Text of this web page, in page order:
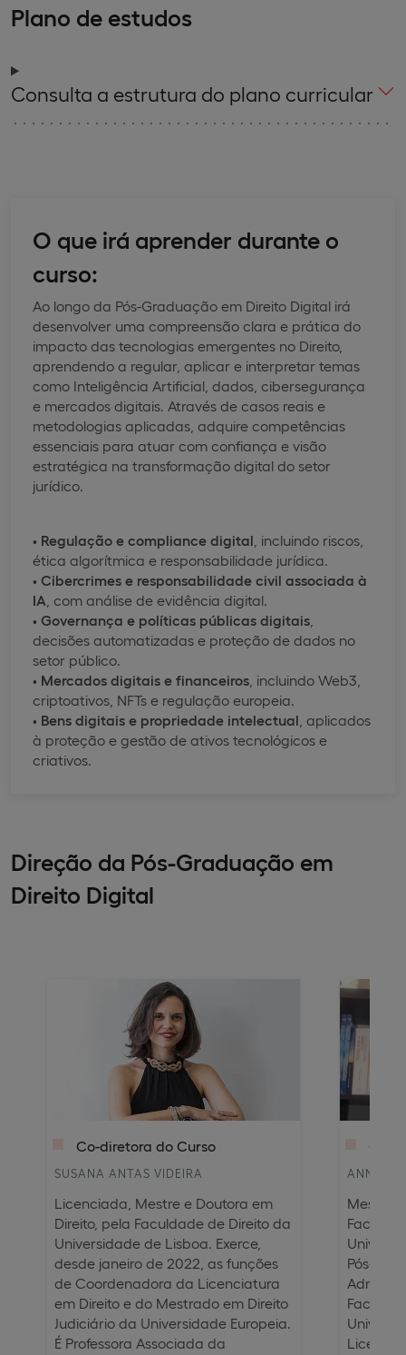
Plano de estudos
Consulta a estrutura do plano curricular
O que irá aprender durante o
curso:
Ao longo da Pós-Graduação em Direito Digital irá
desenvolver uma compreensão clara e prática do
impacto das tecnologias emergentes no Direito,
aprendendo a regular, aplicar e interpretar temas
como Inteligência Artificial, dados, cibersegurança
e mercados digitais. Através de casos reais e
metodologias aplicadas, adquire competências
essenciais para atuar com confiança e visão
estratégica na transformação digital do setor
jurídico.
• Regulação e compliance digital , incluindo riscos,
ética algorítmica e responsabilidade jurídica.
• Cibercrimes e responsabilidade civil associada à
IA , com análise de evidência digital.
• Governança e políticas públicas digitais
decisões automatizadas e proteção de dados no
setor público.
• Mercados digitais e financeiros , incluindo Web3,
criptoativos, NFTs e regulação europeia.
• Bens digitais e propriedade intelectual , aplicados
à proteção e gestão de ativos tecnológicos e
criativos.
Direção da Pós-Graduação em
Direito Digital
Co-diretora do Curso
SUSANA ANTAS VIDEIRA
Licenciada, Mestre e Doutora em
Direito, pela Faculdade de Direito da
Universidade de Lisboa. Exerce,
desde janeiro de 2022, as funções
de Coordenadora da Licenciatura
em Direito e do Mestrado em Direito
Judiciário da Universidade Europeia.
É Professora Associada da
Co-
ANNA
Mestre
Pós-